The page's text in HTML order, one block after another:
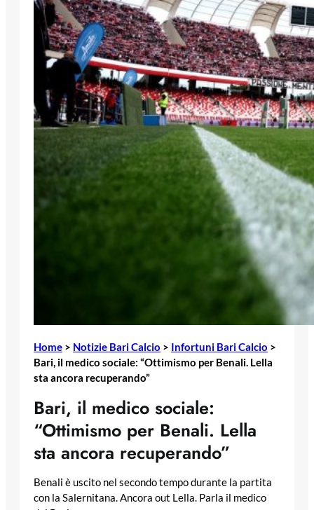
Home > Notizie Bari Calcio > Infortuni Bari Calcio >
Bari, il medico sociale: “Ottimismo per Benali. Lella
sta ancora recuperando”
Bari, il medico sociale:
“Ottimismo per Benali. Lella
sta ancora recuperando”
Benali è uscito nel secondo tempo durante la partita
con la Salernitana. Ancora out Lella. Parla il medico